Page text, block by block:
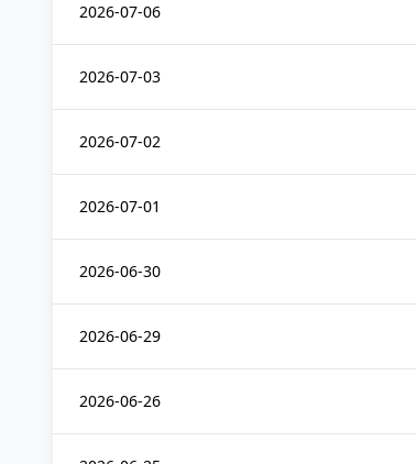
2026-07-06
2026-07-03
2026-07-02
2026-07-01
2026-06-30
2026-06-29
2026-06-26